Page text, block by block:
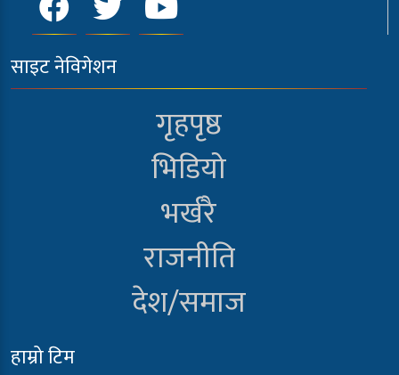
साइट नेविगेशन
गृहपृष्ठ
भिडियो
भर्खरै
राजनीति
देश/समाज
हाम्रो टिम